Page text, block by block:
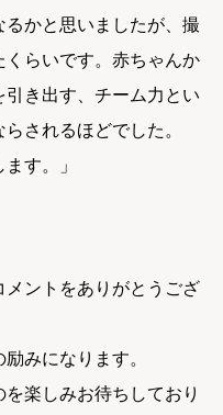
るかと思いましたが、撮
らいです。赤ちゃんか
き出す、チーム力とい
されるほどでした。
す。」
ントをありがとうござ
みになります。
楽しみお待ちしており